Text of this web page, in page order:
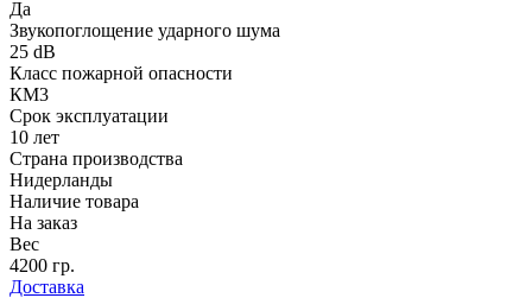
Да
Звукопоглощение ударного шума
25 dB
Класс пожарной опасности
КМ3
Срок эксплуатации
10 лет
Страна производства
Нидерланды
Наличие товара
На заказ
Вес
4200 гр.
Доставка